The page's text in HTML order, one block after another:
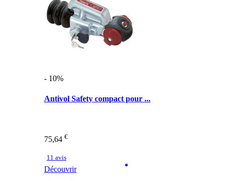
- 10%
Antivol Safety compact pour ...
75,64 €
11 avis
Découvrir